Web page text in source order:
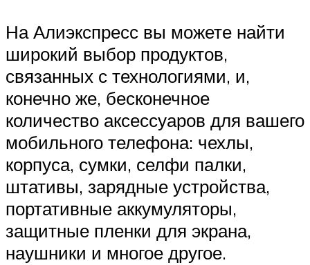
На Алиэкспресс вы можете найти
широкий выбор продуктов,
связанных с технологиями, и,
конечно же, бесконечное
количество аксессуаров для вашего
мобильного телефона: чехлы,
корпуса, сумки, селфи палки,
штативы, зарядные устройства,
портативные аккумуляторы,
защитные пленки для экрана,
наушники и многое другое.